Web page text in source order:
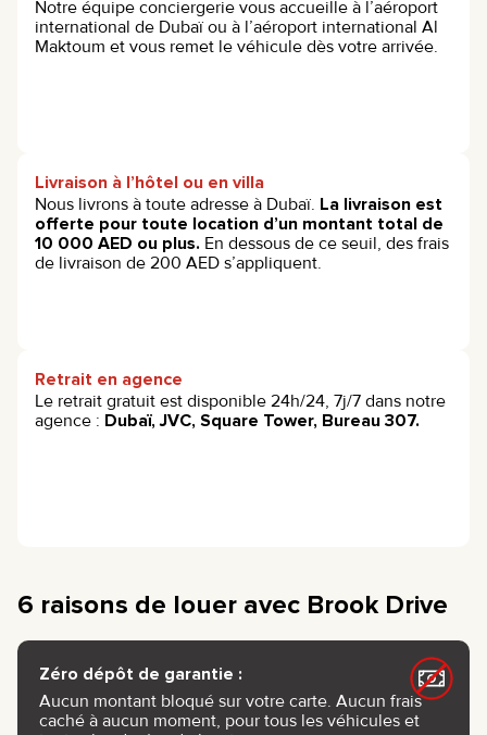
Notre équipe conciergerie vous accueille à l’aéroport
international de Dubaï ou à l’aéroport international Al
Maktoum et vous remet le véhicule dès votre arrivée.
Livraison à l’hôtel ou en villa
Nous livrons à toute adresse à Dubaï. La livraison est
offerte pour toute location d’un montant total de
10 000 AED ou plus. En dessous de ce seuil, des frais
de livraison de 200 AED s’appliquent.
Retrait en agence
Le retrait gratuit est disponible 24h/24, 7j/7 dans notre
agence : Dubaï, JVC, Square Tower, Bureau 307.
6 raisons de louer avec Brook Drive
Zéro dépôt de garantie :
Aucun montant bloqué sur votre carte. Aucun frais
caché à aucun moment, pour tous les véhicules et